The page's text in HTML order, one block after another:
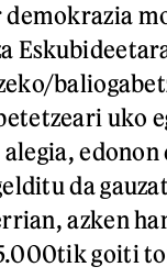
uko
da
azken
goiti